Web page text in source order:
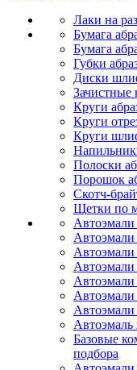
Лаки на
Бумага
Бумага
Губки
Диски
Зачистные
Круги
Круги
Круги
Полоски
Порошок
Скотч-
Щетки по
Автоэмали
Автоэмаль
Базовые
подбора